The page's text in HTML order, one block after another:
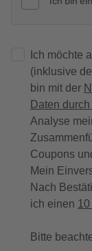
Ich möchte
(inklusive
bin mit der
Daten
Analyse
Coupons
Mein
Nach
ich einen
Bitte